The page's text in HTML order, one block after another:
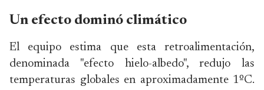
Un efecto dominó climático
El equipo estima que esta retroalimentación,
denominada "efecto hielo-albedo", redujo las
temperaturas globales en aproximadamente 1ºC.